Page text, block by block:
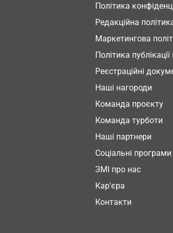
Політика
Редакційна
Маркетингова
Політика публікації
Реєстраційні
Наші нагороди
Команда проєкту
Команда турботи
Наші партнери
Соціальні програми
ЗМІ про нас
Кар'єра
Контакти